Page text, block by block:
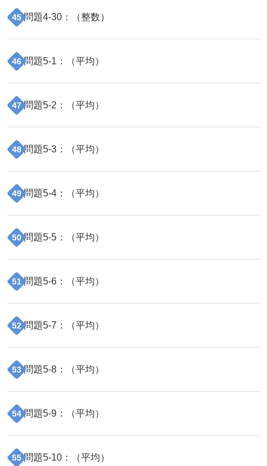
45 問題4-30 ：（整数）
46 問題5-1 ：（平均）
47 問題5-2 ：（平均）
48 問題5-3 ：（平均）
49 問題5-4 ：（平均）
50 問題5-5 ：（平均）
51 問題5-6 ：（平均）
52 問題5-7 ：（平均）
53 問題5-8 ：（平均）
54 問題5-9 ：（平均）
55 問題5-10 ：（平均）